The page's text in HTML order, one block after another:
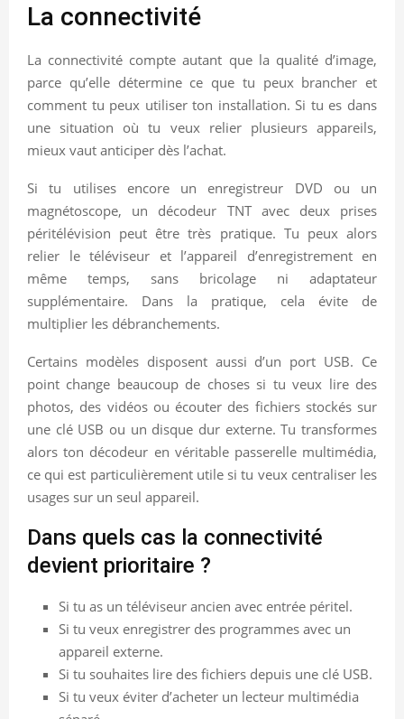
La connectivité
La connectivité compte autant que la qualité d’image,
parce qu’elle détermine ce que tu peux brancher et
comment tu peux utiliser ton installation. Si tu es dans
une situation où tu veux relier plusieurs appareils,
mieux vaut anticiper dès l’achat.
Si tu utilises encore un enregistreur DVD ou un
magnétoscope, un décodeur TNT avec deux prises
péritélévision peut être très pratique. Tu peux alors
relier le téléviseur et l’appareil d’enregistrement en
même temps, sans bricolage ni adaptateur
supplémentaire. Dans la pratique, cela évite de
multiplier les débranchements.
Certains modèles disposent aussi d’un port USB. Ce
point change beaucoup de choses si tu veux lire des
photos, des vidéos ou écouter des fichiers stockés sur
une clé USB ou un disque dur externe. Tu transformes
alors ton décodeur en véritable passerelle multimédia,
ce qui est particulièrement utile si tu veux centraliser les
usages sur un seul appareil.
Dans quels cas la connectivité
devient prioritaire ?
Si tu as un téléviseur ancien avec entrée péritel.
Si tu veux enregistrer des programmes avec un
appareil externe.
Si tu souhaites lire des fichiers depuis une clé USB.
Si tu veux éviter d’acheter un lecteur multimédia